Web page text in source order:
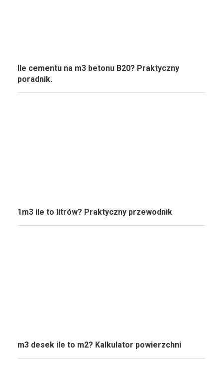
Ile cementu na m3 betonu B20? Praktyczny
poradnik.
1m3 ile to litrów? Praktyczny przewodnik
m3 desek ile to m2? Kalkulator powierzchni